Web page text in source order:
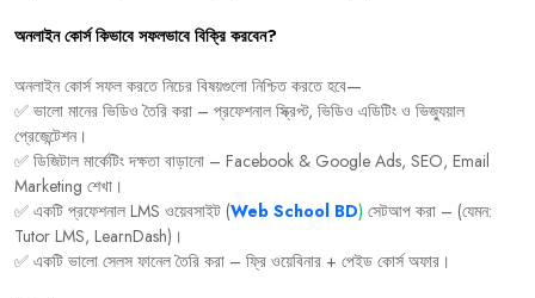
অনলাইন কোর্স কিভাবে সফলভাবে বিক্রি করবেন?
অনলাইন কোর্স সফল করতে নিচের বিষয়গুলো নিশ্চিত করতে হবে—
✅ ভালো মানের ভিডিও তৈরি করা – প্রফেশনাল স্ক্রিপ্ট, ভিডিও এডিটিং ও ভিজ্যুয়াল
প্রেজেন্টেশন।
✅ ডিজিটাল মার্কেটিং দক্ষতা বাড়ানো – Facebook & Google Ads, SEO, Email
Marketing শেখা।
✅ একটি প্রফেশনাল LMS ওয়েবসাইট (Web School BD) সেটআপ করা – (যেমন:
Tutor LMS, LearnDash) ।
✅ একটি ভালো সেলস ফানেল তৈরি করা – ফ্রি ওয়েবিনার + পেইড কোর্স অফার।